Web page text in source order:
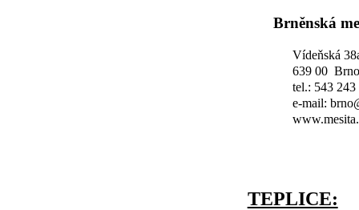
Brněnská
Vídeňská
639 00 Brno
tel.: 543 243
e-mail:
TEPLICE: